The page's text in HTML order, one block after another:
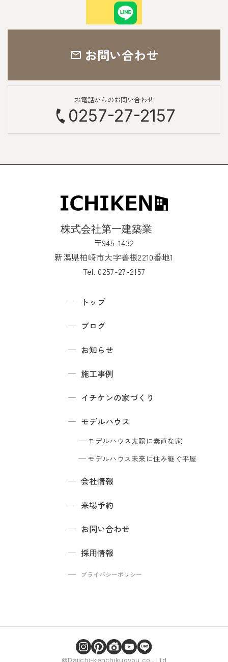
お問い合わせ
お電話からのお問い合わせ
0257-27-2157
〒945-1432
新潟県柏崎市大字善根2210番地1
Tel. 0257-27-2157
トップ
ブログ
お知らせ
施工事例
イチケンの家づくり
モデルハウス
モデルハウス太陽に素直な家
モデルハウス未来に住み継ぐ平屋
会社情報
来場予約
お問い合わせ
採用情報
プライバシーポリシー
©Daiichi-kenchikugyou co., Ltd